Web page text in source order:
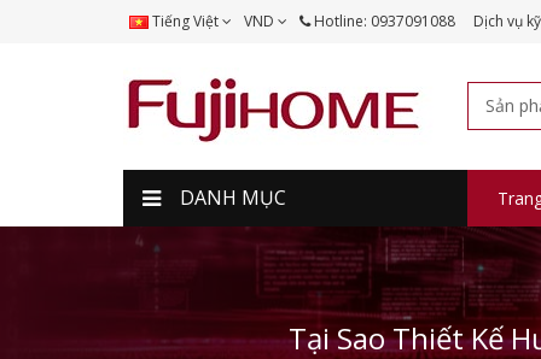
Tiếng Việt VND Hotline: 0937091088 Dịch vụ
DANH MỤC
Tại Sao Thiết Kế